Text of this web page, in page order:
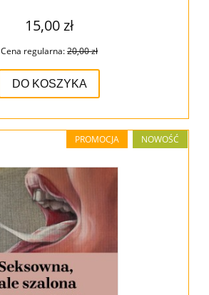
15,00 zł
Cena regularna:20,00 zł
DO KOSZYKA
PROMOCJA NOWOŚĆ